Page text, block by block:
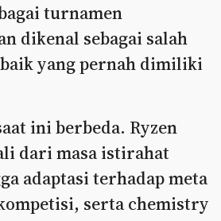
turnamen
dikenal sebagai salah
yang pernah dimiliki
ini berbeda. Ryzen
dari masa istirahat
adaptasi terhadap meta
serta chemistry